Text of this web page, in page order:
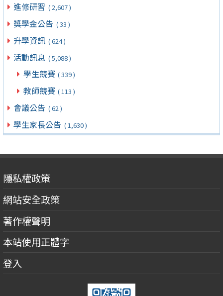
進修研習 ( 2,607 )
獎學金公告 ( 33 )
升學資訊 ( 624 )
活動訊息 ( 5,088 )
學生競賽 ( 339 )
教師競賽 ( 113 )
會議公告 ( 62 )
學生家長公告 ( 1,630 )
隱私權政策
網站安全政策
著作權聲明
本站使用正體字
登入